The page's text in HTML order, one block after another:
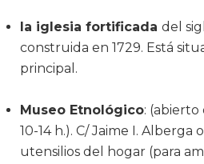
la iglesia fortificada del
construida en 1729. Está
principal.
Museo Etnológico: (abierto
10-14 h.). C/ Jaime I.
utensilios del hogar (para